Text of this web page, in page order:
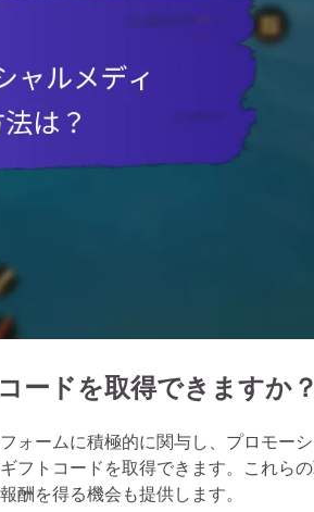
ードを取得できますか？
ォームに積極的に関与し、プロモー
フトコードを取得できます。これら
を得る機会も提供します。